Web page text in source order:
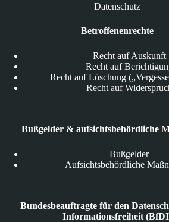
Datenschutz
Betroffenenrechte
Recht auf Auskunft
Recht auf
Recht auf Löschung
Recht auf
Bußgelder & aufsichtsbehördliche
Bußgelder
Aufsichtsbehördliche
Bundesbeauftragte für den
Informationsfreiheit